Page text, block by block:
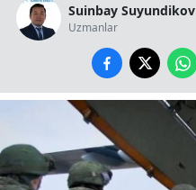
Suinbay Suyundikov
Uzmanlar